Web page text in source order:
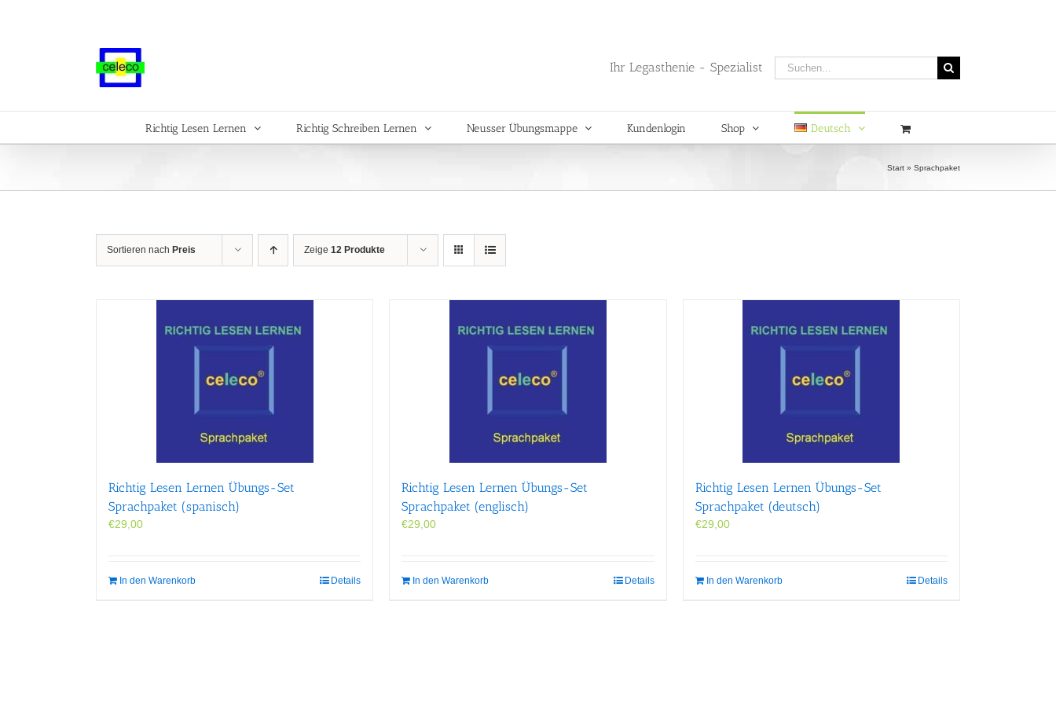
Ihr Legasthenie - Spezialist
Suche
nach:
Richtig Lesen Lernen Richtig Schreiben Lernen Neusser Übungsmappe Kundenlogin Shop Deutsch
Start » Sprachpaket
Sortieren nach Preis Zeige 12 Produkte
Richtig Lesen Lernen Übungs-Set
Sprachpaket (spanisch)
€29,00
In den Warenkorb Details
Richtig Lesen Lernen Übungs-Set
Sprachpaket (englisch)
€29,00
In den Warenkorb Details
Richtig Lesen Lernen Übungs-Set
Sprachpaket (deutsch)
€29,00
In den Warenkorb Details